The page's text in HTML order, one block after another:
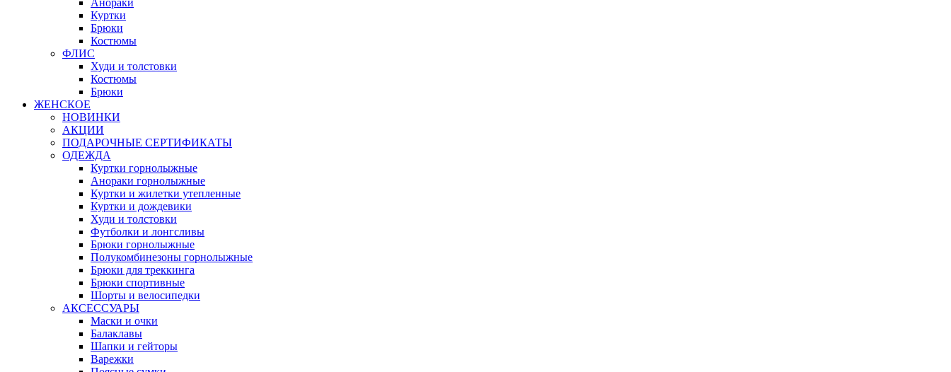
Анораки
Куртки
Брюки
Костюмы
ФЛИС
Худи и толстовки
Костюмы
Брюки
ЖЕНСКОЕ
НОВИНКИ
АКЦИИ
ПОДАРОЧНЫЕ СЕРТИФИКАТЫ
ОДЕЖДА
Куртки горнолыжные
Анораки горнолыжные
Куртки и жилетки утепленные
Куртки и дождевики
Худи и толстовки
Футболки и лонгсливы
Брюки горнолыжные
Полукомбинезоны горнолыжные
Брюки для треккинга
Брюки спортивные
Шорты и велосипедки
АКСЕССУАРЫ
Маски и очки
Балаклавы
Шапки и гейторы
Варежки